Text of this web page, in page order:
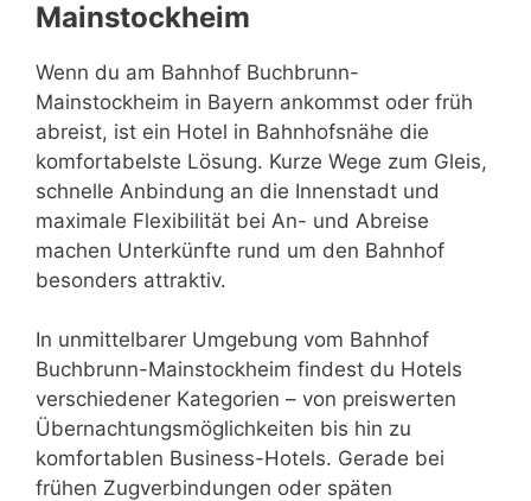
Mainstockheim
Wenn du am Bahnhof Buchbrunn-
Mainstockheim in Bayern ankommst oder früh
abreist, ist ein Hotel in Bahnhofsnähe die
komfortabelste Lösung. Kurze Wege zum Gleis,
schnelle Anbindung an die Innenstadt und
maximale Flexibilität bei An- und Abreise
machen Unterkünfte rund um den Bahnhof
besonders attraktiv.
In unmittelbarer Umgebung vom Bahnhof
Buchbrunn-Mainstockheim findest du Hotels
verschiedener Kategorien – von preiswerten
Übernachtungsmöglichkeiten bis hin zu
komfortablen Business-Hotels. Gerade bei
frühen Zugverbindungen oder späten